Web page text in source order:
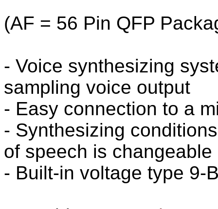
(AF = 56 Pin QFP
- Voice synthesizing
sampling voice output
- Easy connection to a
- Synthesizing
of speech is changeable
- Built-in voltage type 9-